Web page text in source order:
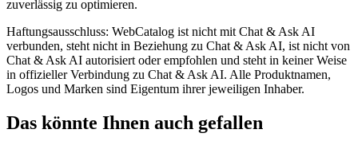
zuverlässig zu optimieren.
Haftungsausschluss: WebCatalog ist nicht mit Chat & Ask AI
verbunden, steht nicht in Beziehung zu Chat & Ask AI, ist nicht von
Chat & Ask AI autorisiert oder empfohlen und steht in keiner Weise
in offizieller Verbindung zu Chat & Ask AI. Alle Produktnamen,
Logos und Marken sind Eigentum ihrer jeweiligen Inhaber.
Das könnte Ihnen auch gefallen